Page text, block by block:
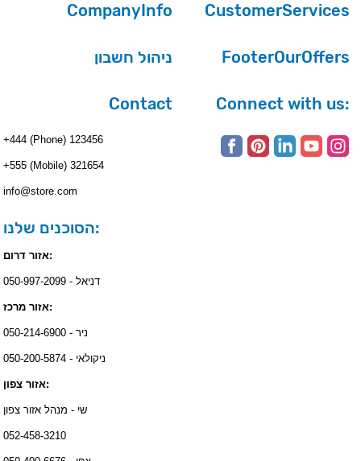
CompanyInfo CustomerServices
ניהול חשבון FooterOurOffers
Contact
+444 (Phone) 123456
+555 (Mobile) 321654
info@store.com
הסוכנים שלנו:
אזור דרום:
דניאל - 050-997-2099
אזור מרכז:
ניר - 050-214-6900
ניקולאי - 050-200-5874
אזור צפון:
שי - מנהל אזור צפון
052-458-3210
Connect with us: